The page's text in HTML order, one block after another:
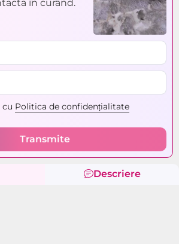
în curând.
cu Politica de confidențialitate
Transmite
Descriere